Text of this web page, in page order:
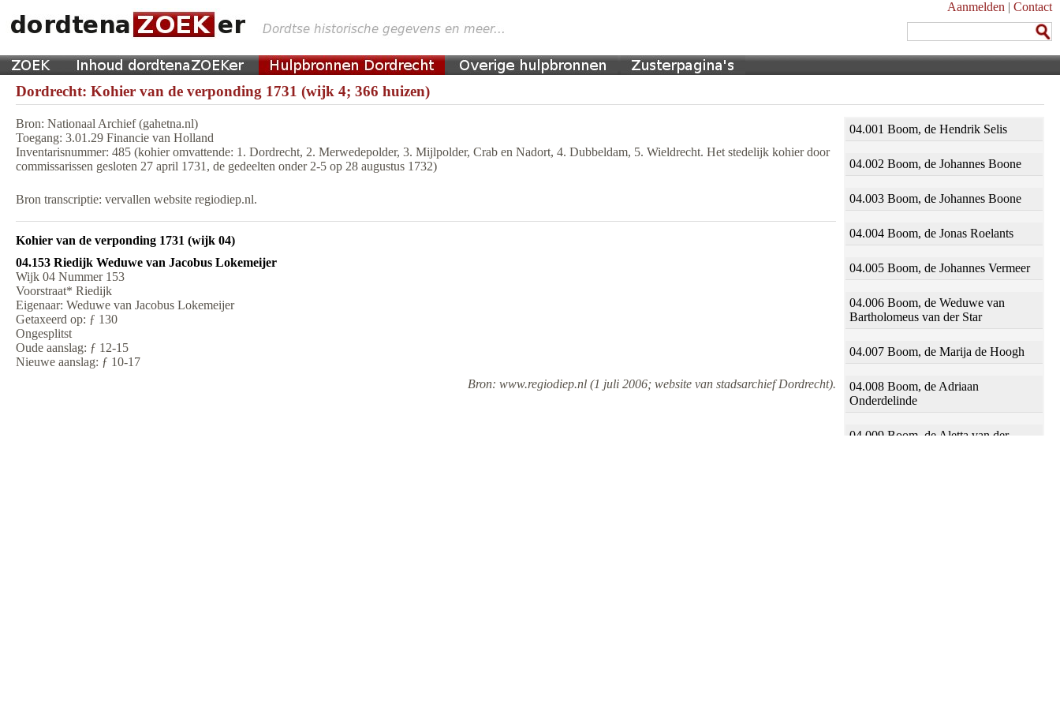
Aanmelden | Contact
Dordrecht: Kohier van de verponding 1731 (wijk 4; 366 huizen)
04.001 Boom, de Hendrik Selis
04.002 Boom, de Johannes Boone
04.003 Boom, de Johannes Boone
04.004 Boom, de Jonas Roelants
04.005 Boom, de Johannes Vermeer
04.006 Boom, de Weduwe van
Bartholomeus van der Star
04.007 Boom, de Marija de Hoogh
04.008 Boom, de Adriaan
Onderdelinde
04.009 Boom, de Aletta van der
Bron: Nationaal Archief (gahetna.nl)
Toegang: 3.01.29 Financie van Holland
Inventarisnummer: 485 (kohier omvattende: 1. Dordrecht, 2. Merwedepolder, 3. Mijlpolder, Crab en Nadort, 4. Dubbeldam, 5. Wieldrecht. Het stedelijk kohier door
commissarissen gesloten 27 april 1731, de gedeelten onder 2-5 op 28 augustus 1732)
Bron transcriptie: vervallen website regiodiep.nl.
Kohier van de verponding 1731 (wijk 04)
04.153 Riedijk Weduwe van Jacobus Lokemeijer
Wijk 04 Nummer 153
Voorstraat* Riedijk
Eigenaar: Weduwe van Jacobus Lokemeijer
Getaxeerd op: ƒ 130
Ongesplitst
Oude aanslag: ƒ 12-15
Nieuwe aanslag: ƒ 10-17
Bron: www.regiodiep.nl (1 juli 2006; website van stadsarchief Dordrecht).